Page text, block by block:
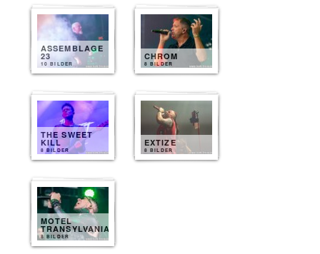
ASSEMBLAGE
23
10 BILDER
CHROM
8 BILDER
THE SWEET
KILL
8 BILDER
EXTIZE
8 BILDER
MOTEL
TRANSYLVANIA
8 BILDER